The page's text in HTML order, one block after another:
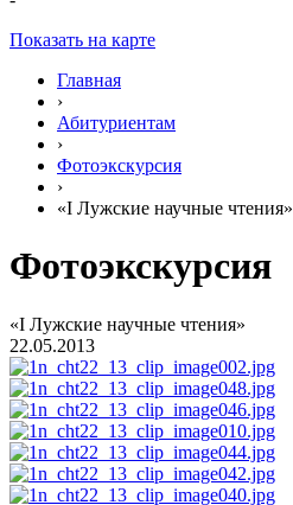
Показать на карте
Главная
›
Абитуриентам
›
Фотоэкскурсия
›
«I Лужские научные чтения»
Фотоэкскурсия
«I Лужские научные чтения»
22.05.2013